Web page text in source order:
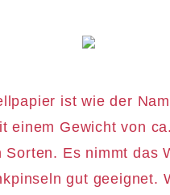
ist wie der
einem Gewicht von
Sorten. Es nimmt das
gut geeignet.